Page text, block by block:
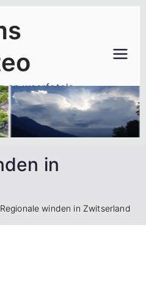
en weerfoto's
in
Regionale winden in Zwitserland